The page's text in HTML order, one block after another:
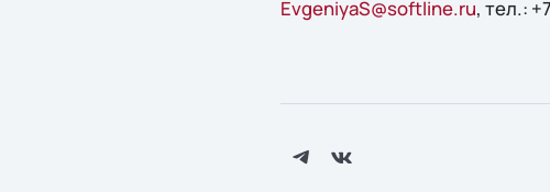
EvgeniyaS@softline.ru, тел.: